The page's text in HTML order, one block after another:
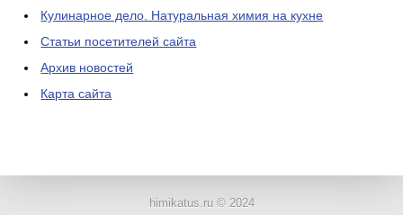
Кулинарное дело. Натуральная химия на кухне
Статьи посетителей сайта
Архив новостей
Карта сайта
himikatus.ru © 2024